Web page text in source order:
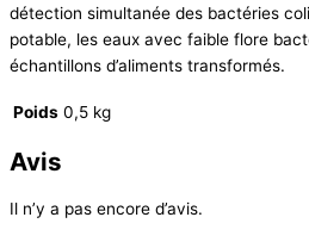
détection simultanée des bactéries
potable, les eaux avec faible flore
échantillons d’aliments transformés.
Poids 0,5 kg
Avis
Il n’y a pas encore d’avis.